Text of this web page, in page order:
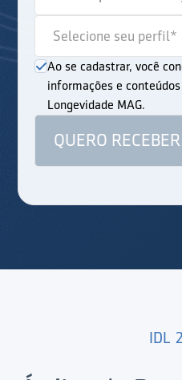
Ao se cadastrar, você
informações e
Longevidade MAG.
IDL